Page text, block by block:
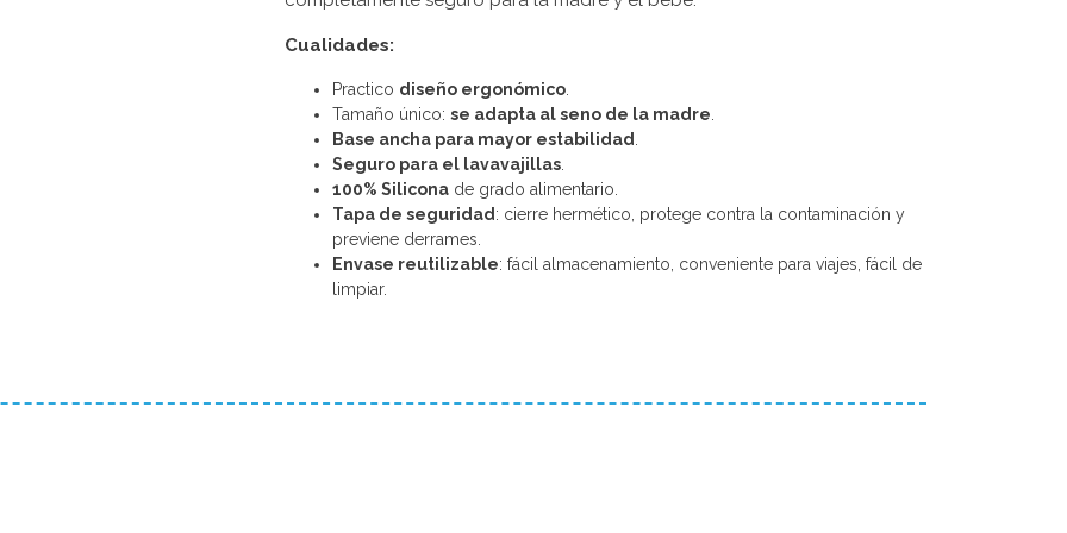
Cualidades:
Practico diseño ergonómico
Tamaño único: se adapta al seno de la madre
Base ancha para mayor estabilidad
Seguro para el lavavajillas
100% Silicona de grado alimentario.
Tapa de seguridad : cierre hermético, protege contra la contaminación y
previene derrames.
Envase reutilizable: fácil almacenamiento, conveniente para viajes, fácil de
limpiar.